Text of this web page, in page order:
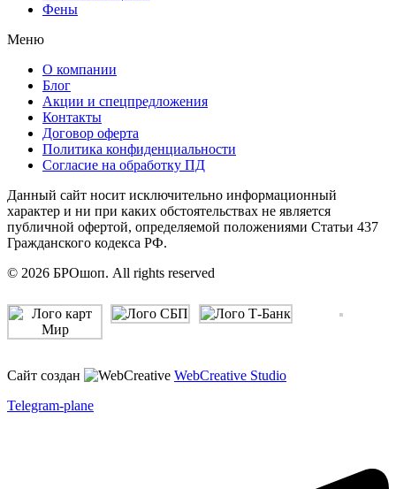
Фены
Меню
О компании
Блог
Акции и спецпредложения
Контакты
Договор оферта
Политика конфиденциальности
Согласие на обработку ПД
Данный сайт носит исключительно информационный
характер и ни при каких обстоятельствах не является
публичной офертой, определяемой положениями Статьи 437
Гражданского кодекса РФ.
© 2026 БРОшоп. All rights reserved
Сайт создан
WebCreative Studio
Telegram-plane